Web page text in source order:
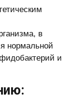
в
нормальной
и